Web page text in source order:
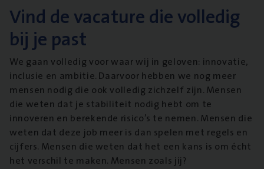
Vind de vacature die volledig
bij je past
We gaan volledig voor waar wij in geloven: innovatie,
inclusie en ambitie. Daarvoor hebben we nog meer
mensen nodig die ook volledig zichzelf zijn. Mensen
die weten dat je stabiliteit nodig hebt om te
innoveren en berekende risico’s te nemen. Mensen die
weten dat deze job meer is dan spelen met regels en
cijfers. Mensen die weten dat het een kans is om écht
het verschil te maken. Mensen zoals jij?